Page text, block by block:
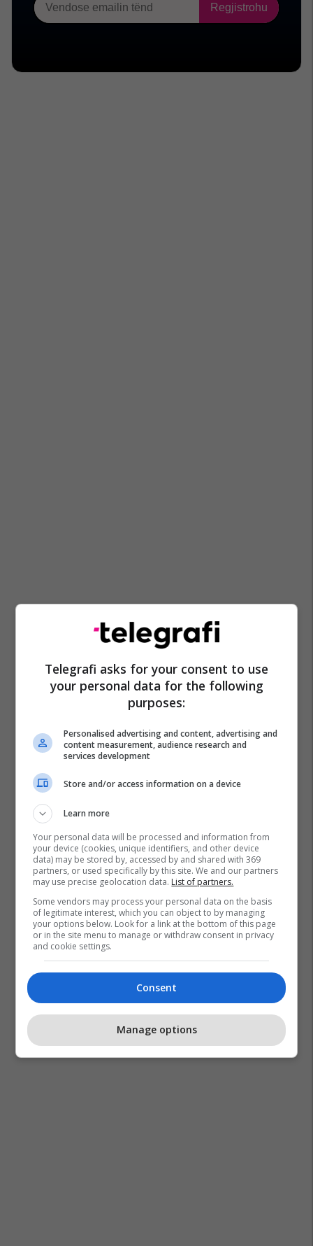
Telegrafi asks for your consent to use
your personal data for the following
purposes:
Personalised advertising and content, advertising and
content measurement, audience research and
services development
Store and/or access information on a device
Learn more
Your personal data will be processed and information from
your device (cookies, unique identifiers, and other device
data) may be stored by, accessed by and shared with 369
partners, or used specifically by this site. We and our partners
may use precise geolocation data. List of partners.
Some vendors may process your personal data on the basis
of legitimate interest, which you can object to by managing
your options below. Look for a link at the bottom of this page
or in the site menu to manage or withdraw consent in privacy
and cookie settings.
Consent
Manage options